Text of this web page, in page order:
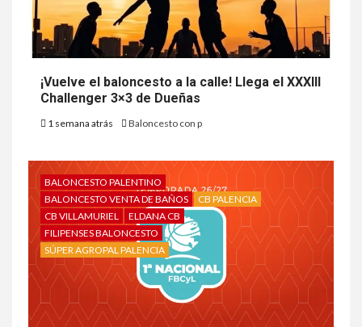
¡Vuelve el baloncesto a la calle! Llega el XXXIII
Challenger 3×3 de Dueñas
1 semana atrás Baloncesto con p
BALONCESTO PALENTINO
BALONCESTO VENTA DE BAÑOS
CB PALENCIA
CB VILLAMURIEL
ELDANA CB
FILIPENSES BALONCESTO
SÚPER AGROPAL PALENCIA